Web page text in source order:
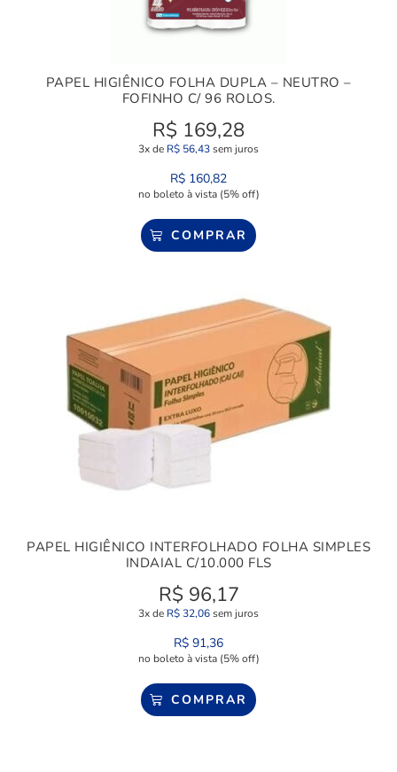
PAPEL HIGIÊNICO FOLHA DUPLA – NEUTRO –
FOFINHO C/ 96 ROLOS.
R$ 169,28
3x de R$ 56,43sem juros
R$ 160,82
no boleto à vista (5% off)
COMPRAR
PAPEL HIGIÊNICO INTERFOLHADO FOLHA SIMPLES
INDAIAL C/10.000 FLS
R$ 96,17
3x de R$32,06sem juros
R$ 91,36
no boleto à vista (5% off)
COMPRAR